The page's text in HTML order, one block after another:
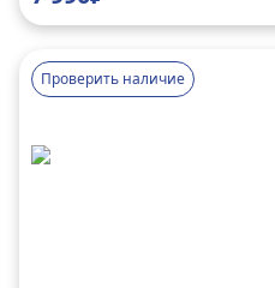
Проверить наличие